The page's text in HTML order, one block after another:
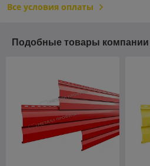
Все условия оплаты
Подобные товары компании